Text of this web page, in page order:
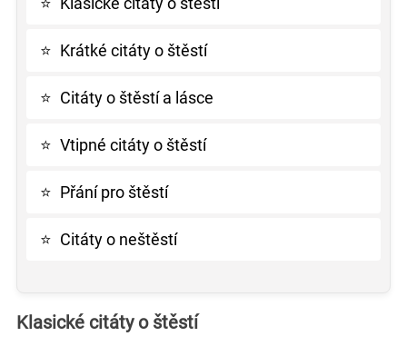
⭐ Krátké citáty o štěstí
⭐ Citáty o štěstí a lásce
⭐ Vtipné citáty o štěstí
⭐ Přání pro štěstí
⭐ Citáty o neštěstí
Klasické citáty o štěstí